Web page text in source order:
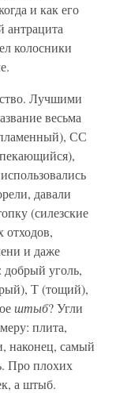
и как его
антрацита
колосники
Лучшими
весьма
СС
давали
(силезские
отходов,
и даже
добрый уголь,
Т (тощий),
штыб? Угли
плита,
наконец, самый
Про плохих
а штыб.